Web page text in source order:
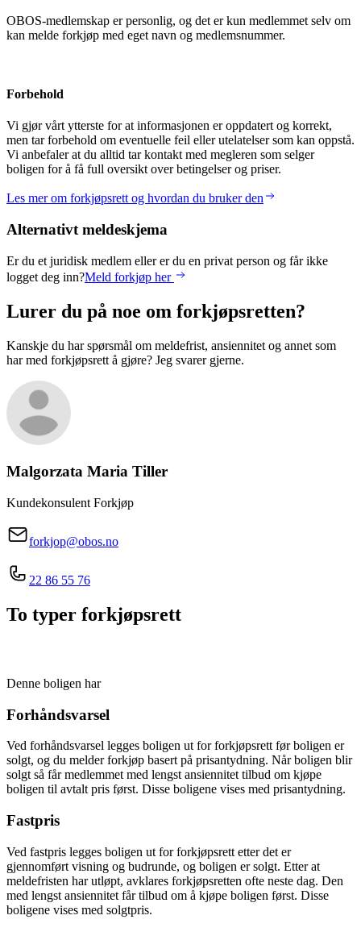
OBOS-medlemskap er personlig, og det er kun medlemmet selv om
kan melde forkjøp med eget navn og medlemsnummer.
Forbehold
Vi gjør vårt ytterste for at informasjonen er oppdatert og korrekt,
men tar forbehold om eventuelle feil eller utelatelser som kan oppstå.
Vi anbefaler at du alltid tar kontakt med megleren som selger
boligen for å få full oversikt over betingelser og priser.
Les mer om forkjøpsrett og hvordan du bruker den
Alternativt meldeskjema
Er du et juridisk medlem eller er du en privat person og får ikke
logget deg inn?Meld forkjøp her
Lurer du på noe om forkjøpsretten?
Kanskje du har spørsmål om meldefrist, ansiennitet og annet som
har med forkjøpsrett å gjøre? Jeg svarer gjerne.
Malgorzata Maria Tiller
Kundekonsulent Forkjøp
forkjop@obos.no
22 86 55 76
To typer forkjøpsrett
Denne boligen har
Forhåndsvarsel
Ved forhåndsvarsel legges boligen ut for forkjøpsrett før boligen er
solgt, og du melder forkjøp basert på prisantydning. Når boligen blir
solgt så får medlemmet med lengst ansiennitet tilbud om kjøpe
boligen til avtalt pris først. Disse boligene vises med prisantydning.
Fastpris
Ved fastpris legges boligen ut for forkjøpsrett etter det er
gjennomført visning og budrunde, og boligen er solgt. Etter at
meldefristen har utløpt, avklares forkjøpsretten ofte neste dag. Den
med lengst ansiennitet får tilbud om å kjøpe boligen først. Disse
boligene vises med solgtpris.